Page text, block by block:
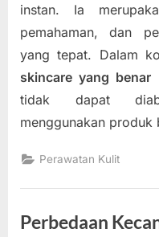
instan. Ia
pemahaman, dan
yang tepat. Dalam
skincare yang benar
tidak dapat
menggunakan
Perawatan Kulit
Perbedaan